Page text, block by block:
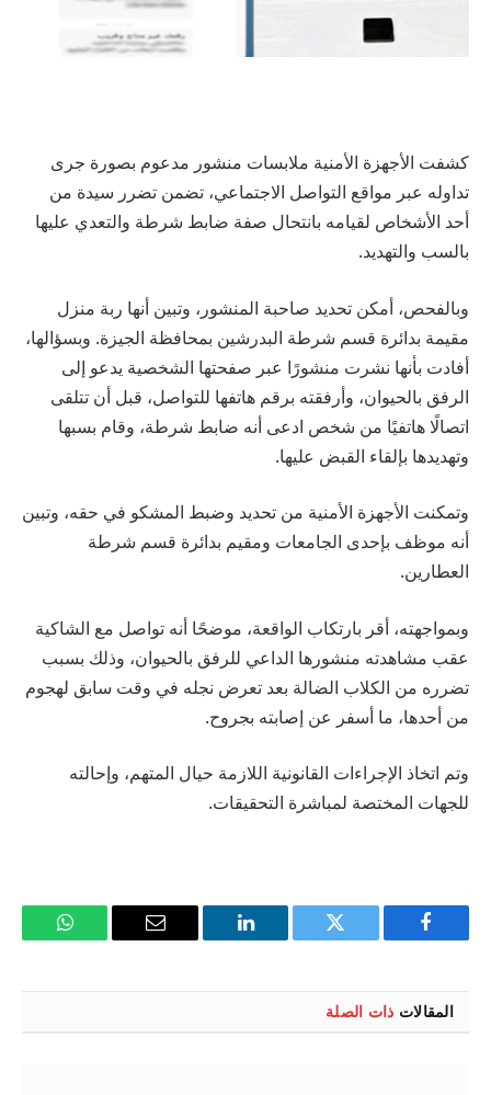
كشفت الأجهزة الأمنية ملابسات منشور مدعوم بصورة جرى
تداوله عبر مواقع التواصل الاجتماعي، تضمن تضرر سيدة من
أحد الأشخاص لقيامه بانتحال صفة ضابط شرطة والتعدي عليها
بالسب والتهديد.
وبالفحص، أمكن تحديد صاحبة المنشور، وتبين أنها ربة منزل
مقيمة بدائرة قسم شرطة البدرشين بمحافظة الجيزة. وبسؤالها،
أفادت بأنها نشرت منشورًا عبر صفحتها الشخصية يدعو إلى
الرفق بالحيوان، وأرفقته برقم هاتفها للتواصل، قبل أن تتلقى
اتصالًا هاتفيًا من شخص ادعى أنه ضابط شرطة، وقام بسبها
وتهديدها بإلقاء القبض عليها.
وتمكنت الأجهزة الأمنية من تحديد وضبط المشكو في حقه، وتبين
أنه موظف بإحدى الجامعات ومقيم بدائرة قسم شرطة
العطارين.
وبمواجهته، أقر بارتكاب الواقعة، موضحًا أنه تواصل مع الشاكية
عقب مشاهدته منشورها الداعي للرفق بالحيوان، وذلك بسبب
تضرره من الكلاب الضالة بعد تعرض نجله في وقت سابق لهجوم
من أحدها، ما أسفر عن إصابته بجروح.
وتم اتخاذ الإجراءات القانونية اللازمة حيال المتهم، وإحالته
للجهات المختصة لمباشرة التحقيقات.
فيسبوك تويتر لينكدإن
البريد
واتساب
المقالات ذات الصلة